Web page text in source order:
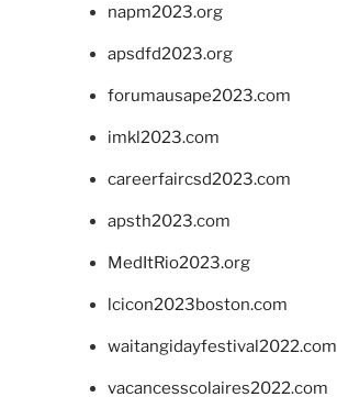
napm2023.org
apsdfd2023.org
forumausape2023.com
imkl2023.com
careerfaircsd2023.com
apsth2023.com
MedItRio2023.org
lcicon2023boston.com
waitangidayfestival2022.com
vacancesscolaires2022.com